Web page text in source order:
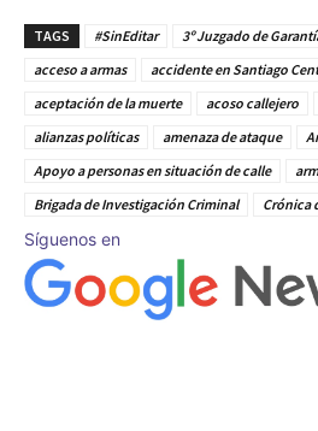
TAGS #SinEditar
3º Juzgado de
acceso a armas
accidente en Santiago
aceptación de la muerte
acoso callejero
alianzas políticas
amenaza de ataque
Apoyo a personas en situación de calle
Brigada de Investigación Criminal
Crónica
Síguenos en